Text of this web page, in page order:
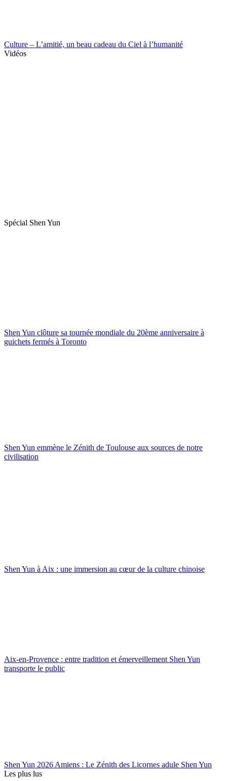
Culture – L’amitié, un beau cadeau du Ciel à l’humanité
Vidéos
Spécial Shen Yun
Shen Yun clôture sa tournée mondiale du 20ème anniversaire à
guichets fermés à Toronto
Shen Yun emmène le Zénith de Toulouse aux sources de notre
civilisation
Shen Yun à Aix : une immersion au cœur de la culture chinoise
Aix-en-Provence : entre tradition et émerveillement Shen Yun
transporte le public
Shen Yun 2026 Amiens : Le Zénith des Licornes adule Shen Yun
Les plus lus